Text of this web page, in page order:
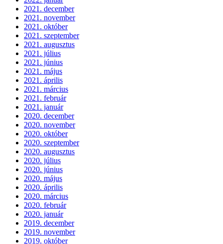
2021. december
2021. november
2021. október
2021. szeptember
2021. augusztus
2021. július
2021. június
2021. május
2021. április
2021. március
2021. február
2021. január
2020. december
2020. november
2020. október
2020. szeptember
2020. augusztus
2020. július
2020. június
2020. május
2020. április
2020. március
2020. február
2020. január
2019. december
2019. november
2019. október